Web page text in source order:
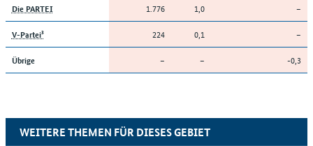
Die PARTEI 1.776 1,0 –
V-Partei³ 224 0,1 –
Übrige – – -0,3
WEITERE THEMEN FÜR DIESES GEBIET